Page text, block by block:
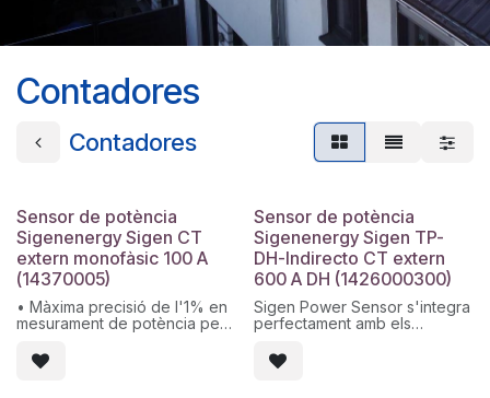
Contadores
Contadores
Sensor de potència
Sigenenergy Sigen CT
extern monofàsic 100 A
(14370005)
• Màxima precisió de l'1% en
mesurament de potència per
generació i optimització
energètica
Sensor de potència
Sigenenergy Sigen TP-
DH-Indirecto CT extern
600 A DH (1426000300)
Sigen Power Sensor s'integra
perfectament amb els
necessitat de configuració.
Aquest sensor de potència